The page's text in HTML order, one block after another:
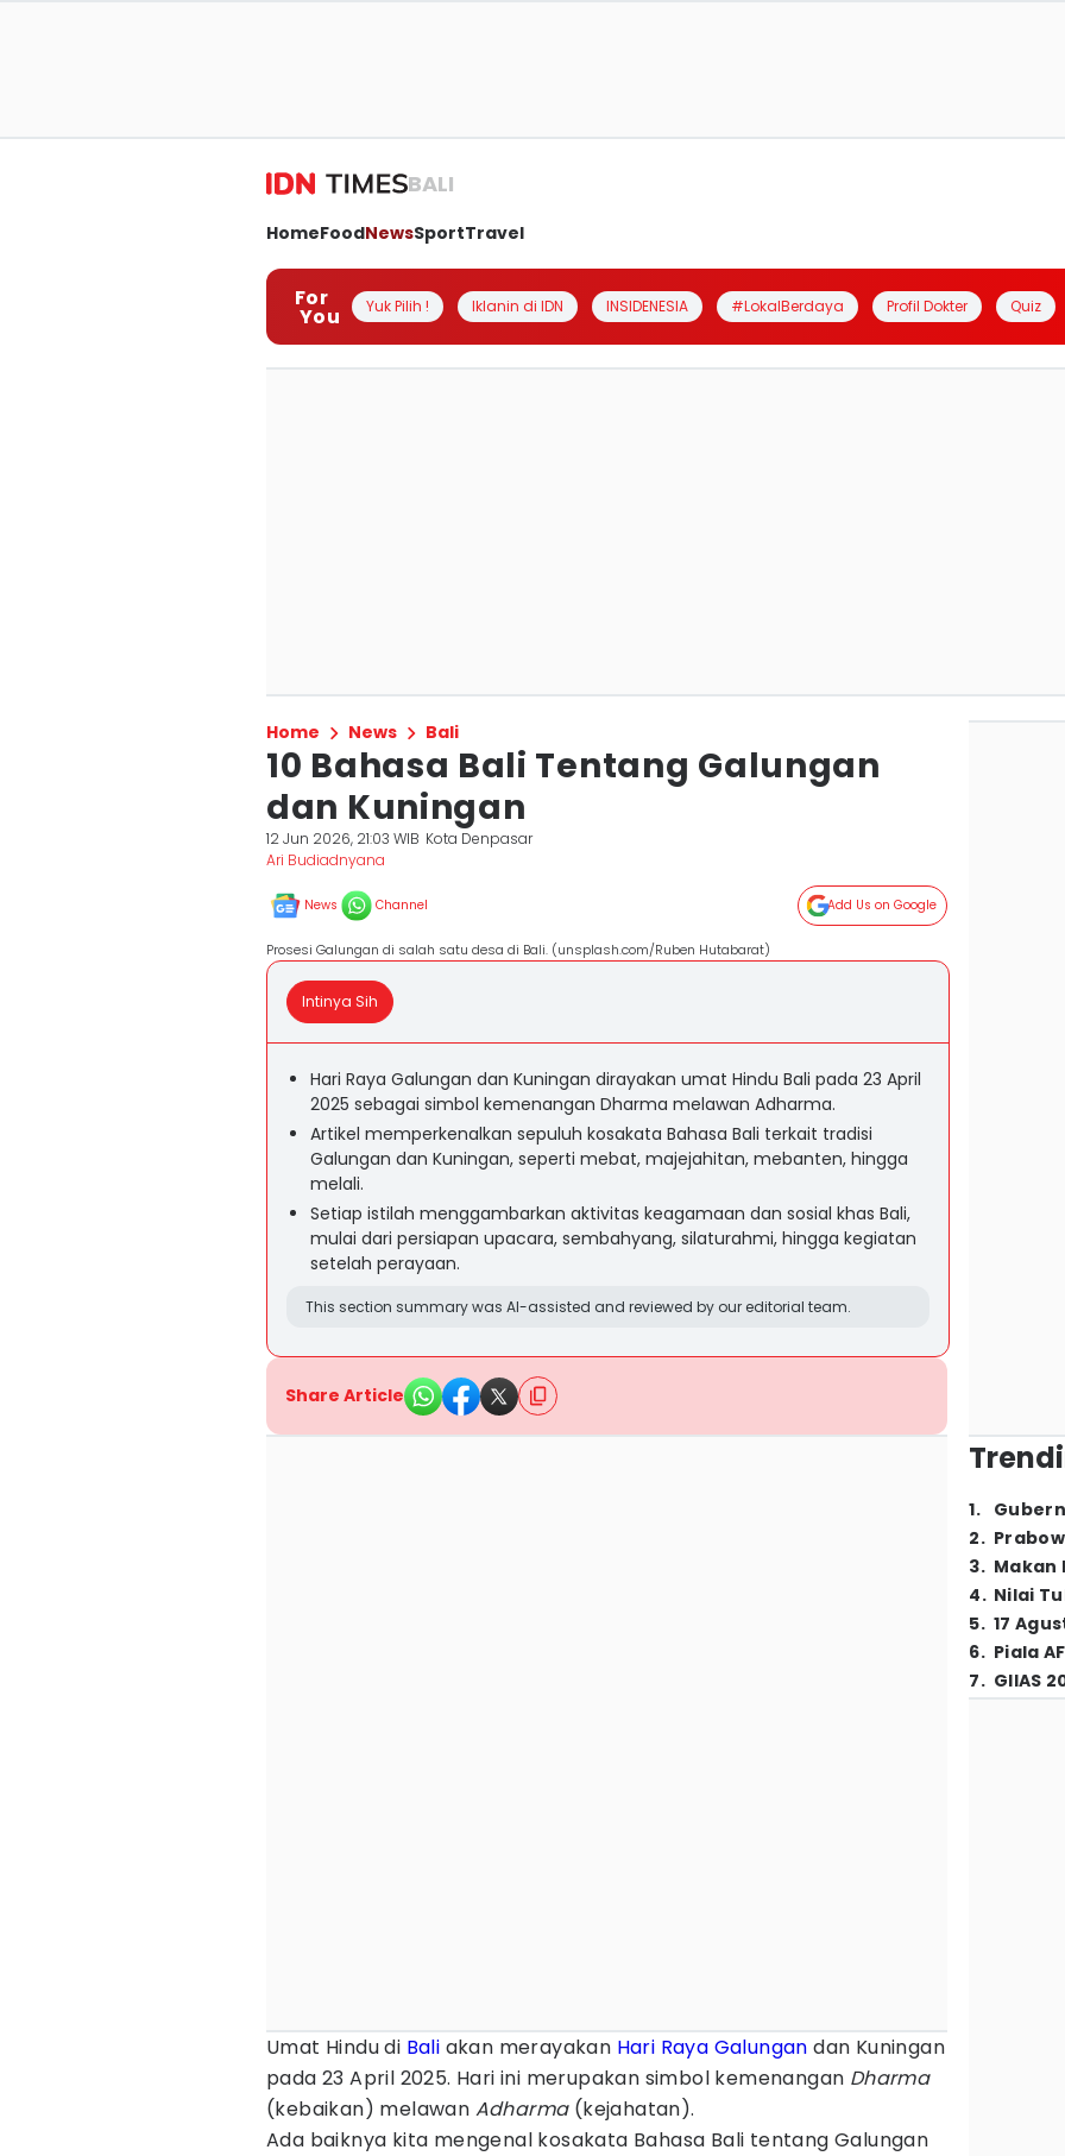
BALI
HomeFoodNewsSportTravel
For
You Yuk Pilih ! Iklanin di IDN INSIDENESIA #LokalBerdaya Profil Dokter Quiz
Home News Bali
10 Bahasa Bali Tentang Galungan
dan Kuningan
12 Jun 2026, 21:03 WIB Kota Denpasar
Ari Budiadnyana
News Channel Add Us on Google
Prosesi Galungan di salah satu desa di Bali. (unsplash.com/Ruben Hutabarat)
Intinya Sih
Hari Raya Galungan dan Kuningan dirayakan umat Hindu Bali pada 23 April
2025 sebagai simbol kemenangan Dharma melawan Adharma.
Artikel memperkenalkan sepuluh kosakata Bahasa Bali terkait tradisi
Galungan dan Kuningan, seperti mebat, majejahitan, mebanten, hingga
melali.
Setiap istilah menggambarkan aktivitas keagamaan dan sosial khas Bali,
mulai dari persiapan upacara, sembahyang, silaturahmi, hingga kegiatan
setelah perayaan.
This section summary was AI-assisted and reviewed by our editorial team.
Share Article
Umat Hindu di Bali akan merayakan Hari Raya Galungan dan Kuningan
pada 23 April 2025. Hari ini merupakan simbol kemenangan Dharma
(kebaikan) melawan Adharma(kejahatan).
Ada baiknya kita mengenal kosakata Bahasa Bali tentang Galungan
1.
2.
3. Makan
4. Nilai
5. 17
6. Piala
7. GIIAS